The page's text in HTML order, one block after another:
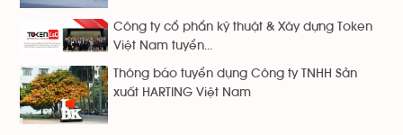
Công ty cổ phẩn kỹ thuật & Xây dựng Token
Việt Nam tuyển...
Thông báo tuyển dụng Công ty TNHH Sản
xuất HARTING Việt Nam